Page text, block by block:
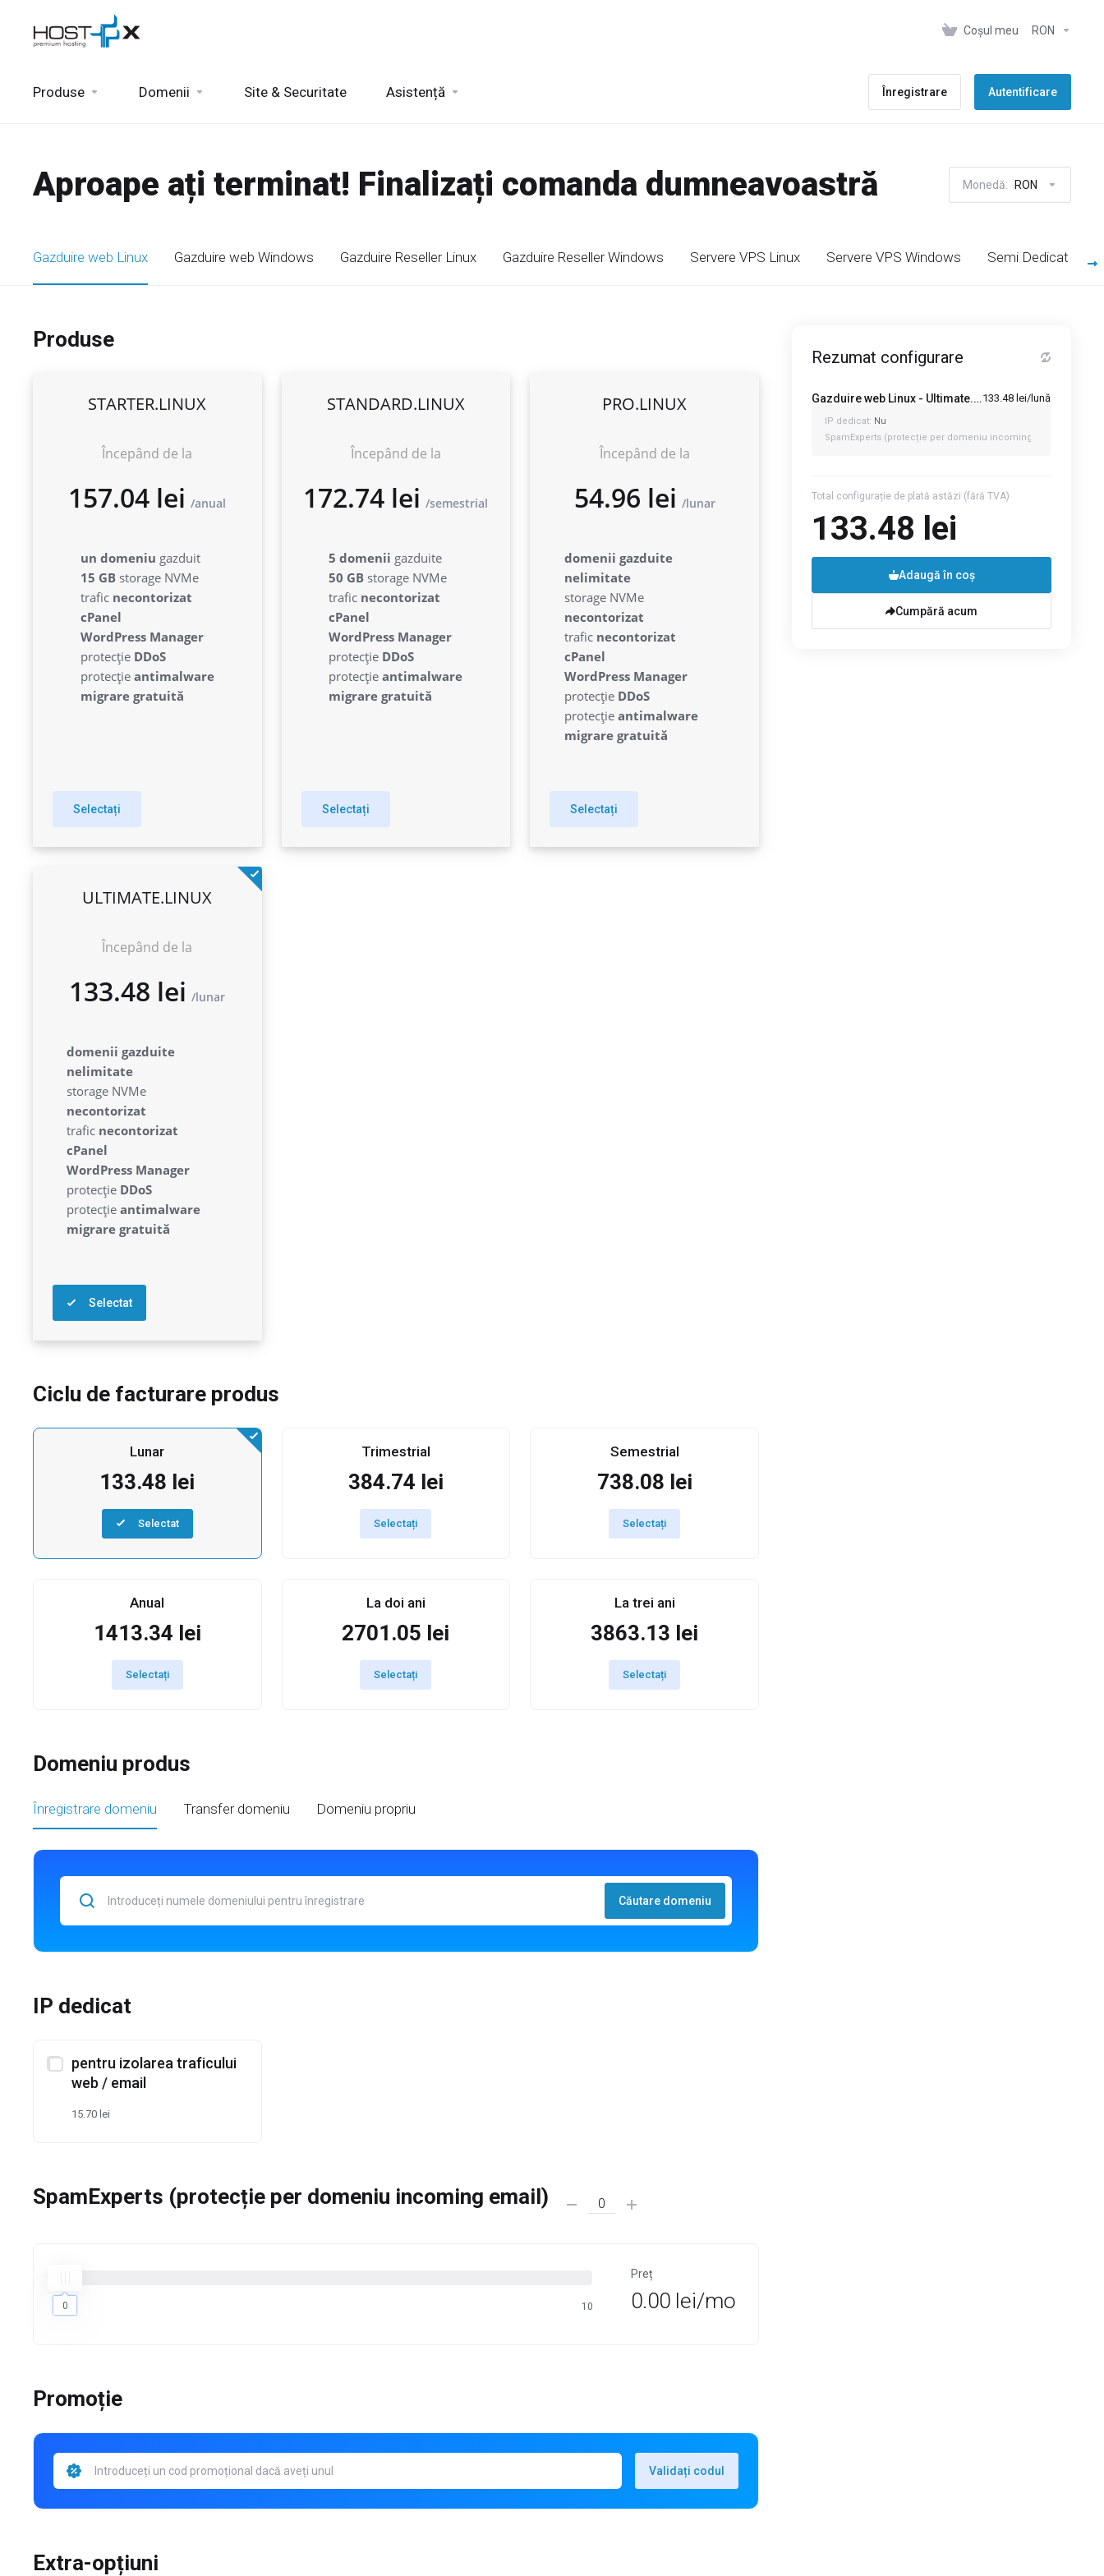
Coșul meu RON
Produse Domenii Site & Securitate Asistență Înregistrare Autentificare
Aproape ați terminat! Finalizați comanda dumneavoastră Monedă: RON
Gazduire web Linux Gazduire web Windows Gazduire Reseller Linux Gazduire Reseller Windows Servere VPS Linux Servere VPS Windows Semi Dedicat Linux
Produse
STARTER.LINUX
Începând de la
157.04 lei
un domeniu gazduit
15 GBstorage NVMe
trafic necontorizat
cPanel
WordPress Manager
protecție DDoS
protecție antimalware
migrare gratuită
Selectați
STANDARD.LINUX
Începând de la
172.74 lei
5 domenii gazduite
50 GB storage NVMe
trafic necontorizat
cPanel
WordPress Manager
protecție DDoS
protecțieantimalware
migrare gratuită
Selectați
PRO.LINUX
Începând de la
54.96 lei
domenii gazduite
nelimitate
storage NVMe
necontorizat
trafic necontorizat
cPanel
WordPress Manager
protecție DDoS
protecție antimalware
migrare gratuită
Selectați
ULTIMATE.LINUX
Începând de la
133.48 lei
domenii gazduite
nelimitate
storage NVMe
necontorizat
trafic necontorizat
cPanel
WordPress Manager
protecție DDoS
protecțieantimalware
migrare gratuită
Selectat
Ciclu de facturare produs
Lunar
133.48 lei
Selectat
Trimestrial
384.74 lei
Selectați
Semestrial
738.08 lei
Selectați
Anual
1413.34 lei
Selectați
La doi ani
2701.05 lei
Selectați
La trei ani
3863.13 lei
Selectați
Domeniu produs
Înregistrare domeniu Transfer domeniu Domeniu propriu
Căutare domeniu
IP dedicat
pentru izolarea traficului
web / email
15.70 lei
SpamExperts (protecție per domeniu incoming email)
0 10
Preț
0.00 lei/mo
Promoție
Validați codul
Extra-opțiuni
Rezumat configurare
Gazduire web Linux - Ultimate.Linux 133.48 lei/lună
IP dedicat: Nu
SpamExperts (protecție per domeniu incoming email):
Total configurație de plată astăzi (fără TVA)
133.48 lei
Adaugă în coș
Cumpără acum